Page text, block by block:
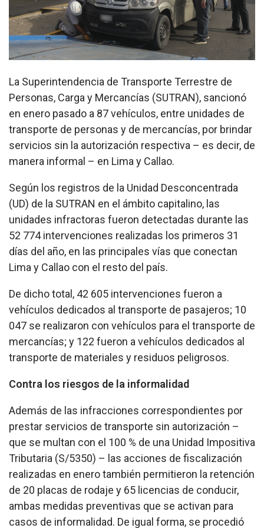
La Superintendencia de Transporte Terrestre de
Personas, Carga y Mercancías (SUTRAN), sancionó
en enero pasado a 87 vehículos, entre unidades de
transporte de personas y de mercancías, por brindar
servicios sin la autorización respectiva – es decir, de
manera informal – en Lima y Callao.
Según los registros de la Unidad Desconcentrada
(UD) de la SUTRAN en el ámbito capitalino, las
unidades infractoras fueron detectadas durante las
52 774 intervenciones realizadas los primeros 31
días del año, en las principales vías que conectan
Lima y Callao con el resto del país.
De dicho total, 42 605 intervenciones fueron a
vehículos dedicados al transporte de pasajeros; 10
047 se realizaron con vehículos para el transporte de
mercancías; y 122 fueron a vehículos dedicados al
transporte de materiales y residuos peligrosos.
Contra los riesgos de la informalidad
Además de las infracciones correspondientes por
prestar servicios de transporte sin autorización –
que se multan con el 100 % de una Unidad Impositiva
Tributaria (S/5350) – las acciones de fiscalización
realizadas en enero también permitieron la retención
de 20 placas de rodaje y 65 licencias de conducir,
ambas medidas preventivas que se activan para
casos de informalidad. De igual forma, se procedió